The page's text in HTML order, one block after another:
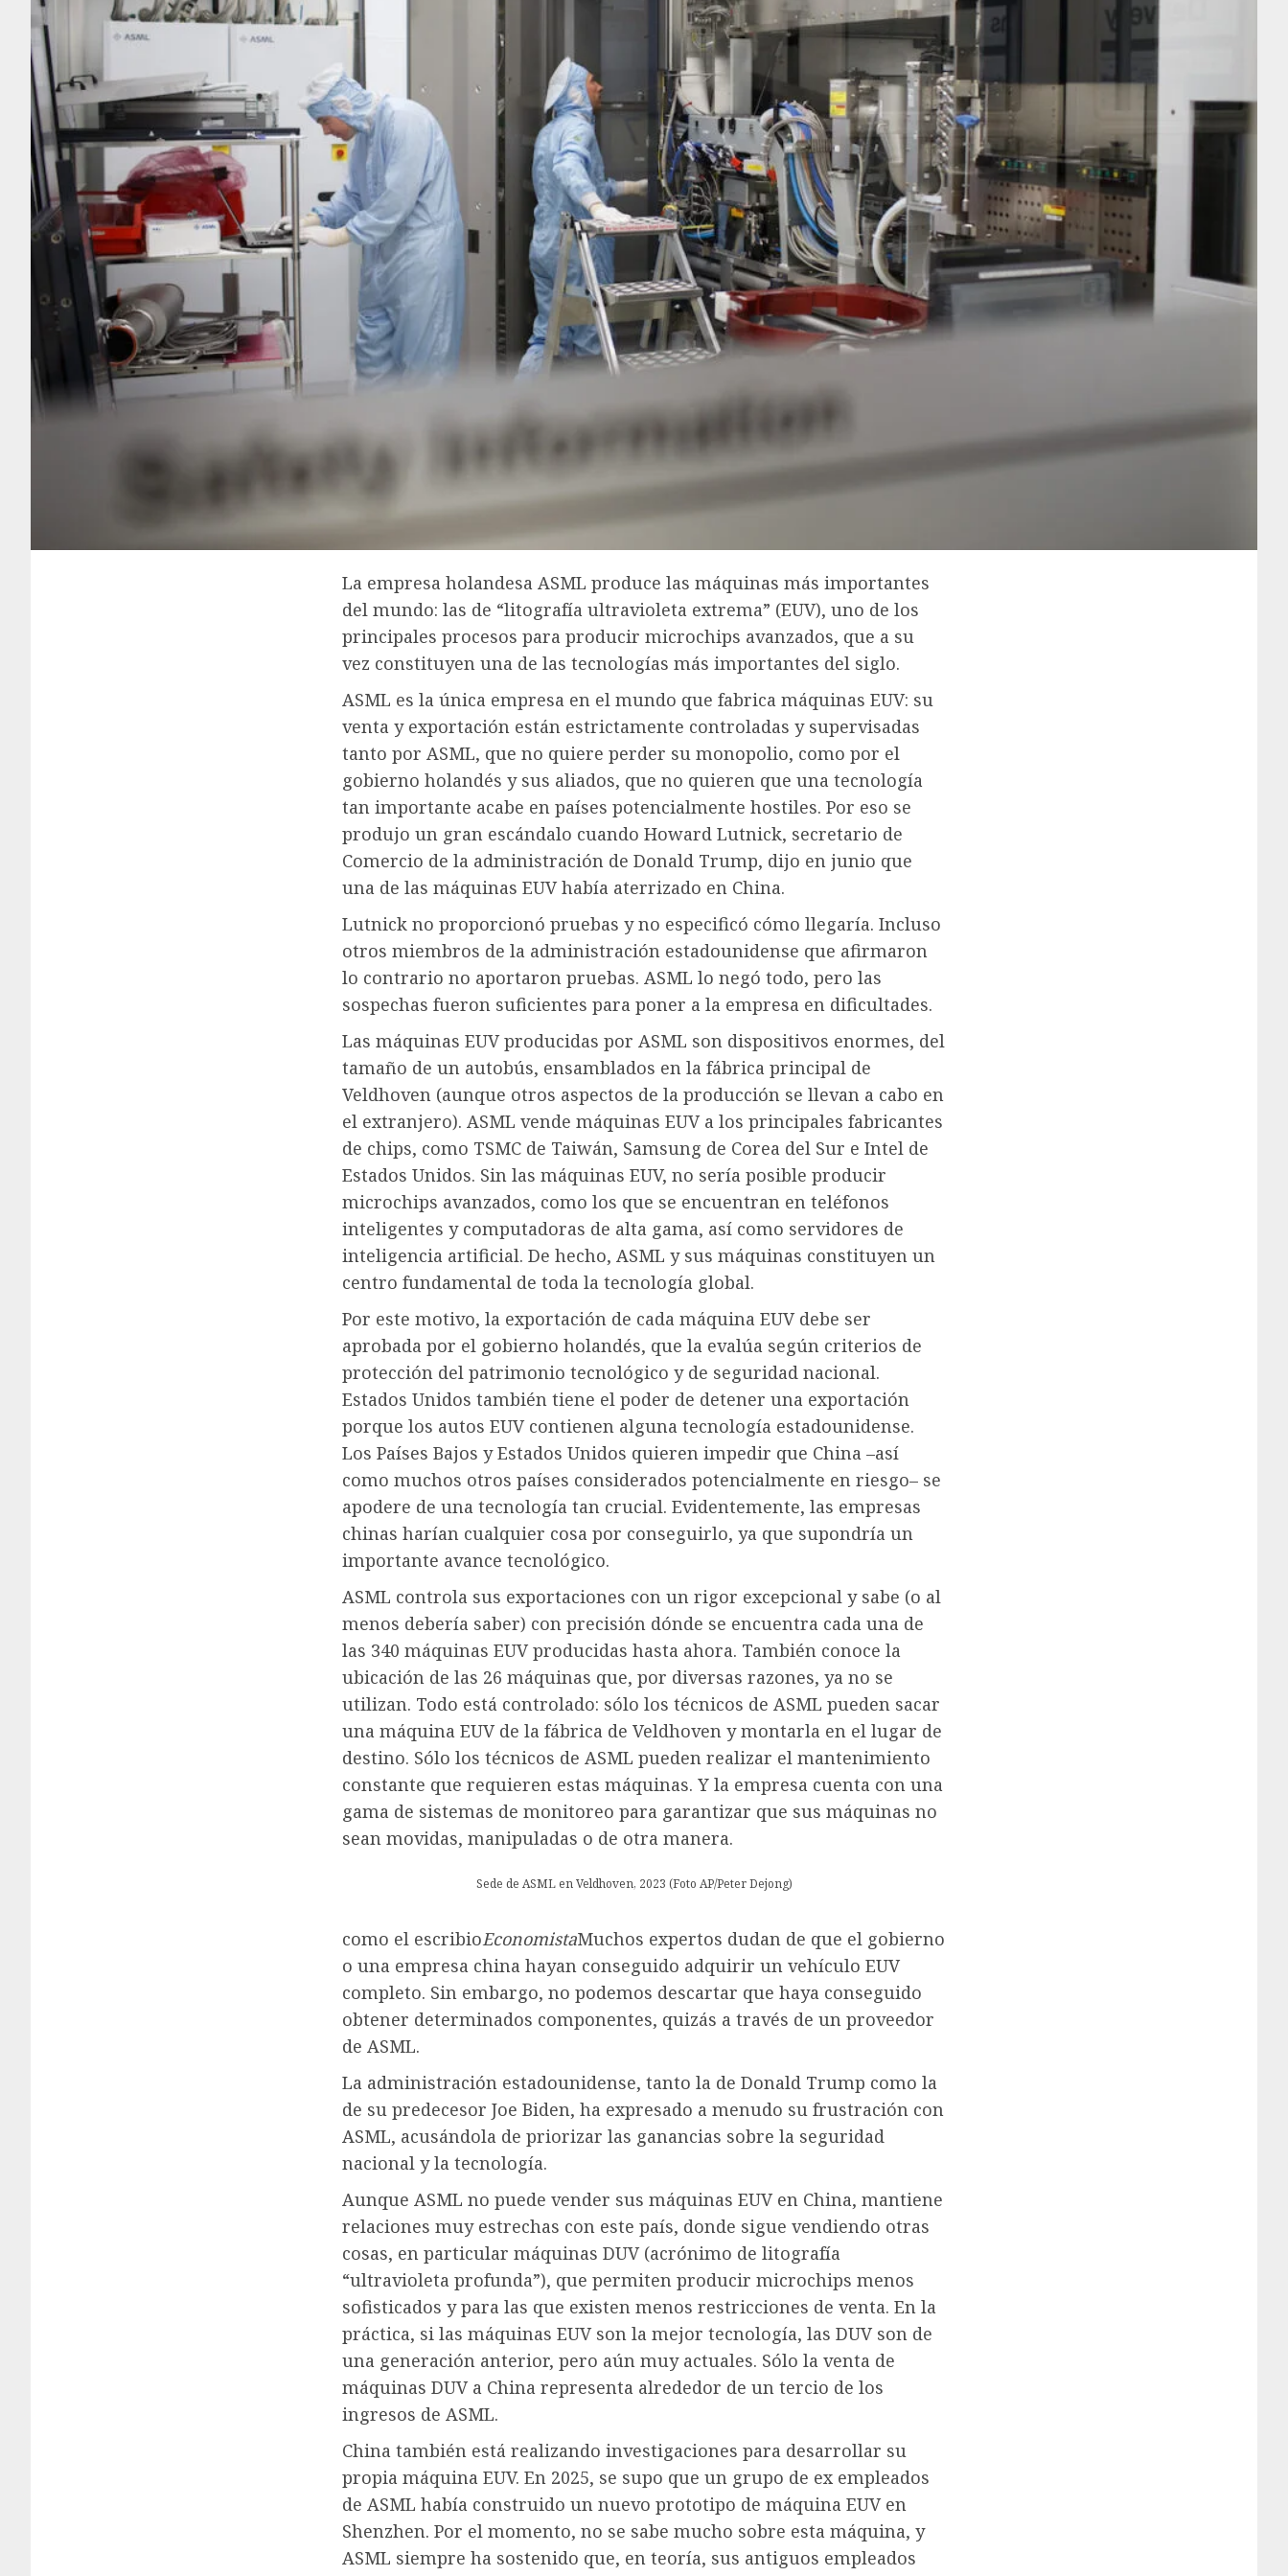
La empresa holandesa ASML produce las máquinas más importantes
del mundo: las de “litografía ultravioleta extrema” (EUV), uno de los
principales procesos para producir microchips avanzados, que a su
vez constituyen una de las tecnologías más importantes del siglo.
ASML es la única empresa en el mundo que fabrica máquinas EUV: su
venta y exportación están estrictamente controladas y supervisadas
tanto por ASML, que no quiere perder su monopolio, como por el
gobierno holandés y sus aliados, que no quieren que una tecnología
tan importante acabe en países potencialmente hostiles. Por eso se
produjo un gran escándalo cuando Howard Lutnick, secretario de
Comercio de la administración de Donald Trump, dijo en junio que
una de las máquinas EUV había aterrizado en China.
Lutnick no proporcionó pruebas y no especificó cómo llegaría. Incluso
otros miembros de la administración estadounidense que afirmaron
lo contrario no aportaron pruebas. ASML lo negó todo, pero las
sospechas fueron suficientes para poner a la empresa en dificultades.
Las máquinas EUV producidas por ASML son dispositivos enormes, del
tamaño de un autobús, ensamblados en la fábrica principal de
Veldhoven (aunque otros aspectos de la producción se llevan a cabo en
el extranjero). ASML vende máquinas EUV a los principales fabricantes
de chips, como TSMC de Taiwán, Samsung de Corea del Sur e Intel de
Estados Unidos. Sin las máquinas EUV, no sería posible producir
microchips avanzados, como los que se encuentran en teléfonos
inteligentes y computadoras de alta gama, así como servidores de
inteligencia artificial. De hecho, ASML y sus máquinas constituyen un
centro fundamental de toda la tecnología global.
Por este motivo, la exportación de cada máquina EUV debe ser
aprobada por el gobierno holandés, que la evalúa según criterios de
protección del patrimonio tecnológico y de seguridad nacional.
Estados Unidos también tiene el poder de detener una exportación
porque los autos EUV contienen alguna tecnología estadounidense.
Los Países Bajos y Estados Unidos quieren impedir que China –así
como muchos otros países considerados potencialmente en riesgo– se
apodere de una tecnología tan crucial. Evidentemente, las empresas
chinas harían cualquier cosa por conseguirlo, ya que supondría un
importante avance tecnológico.
ASML controla sus exportaciones con un rigor excepcional y sabe (o al
menos debería saber) con precisión dónde se encuentra cada una de
las 340 máquinas EUV producidas hasta ahora. También conoce la
ubicación de las 26 máquinas que, por diversas razones, ya no se
utilizan. Todo está controlado: sólo los técnicos de ASML pueden sacar
una máquina EUV de la fábrica de Veldhoven y montarla en el lugar de
destino. Sólo los técnicos de ASML pueden realizar el mantenimiento
constante que requieren estas máquinas. Y la empresa cuenta con una
gama de sistemas de monitoreo para garantizar que sus máquinas no
sean movidas, manipuladas o de otra manera.
Sede de ASML en Veldhoven, 2023 (Foto AP/Peter Dejong)
como el escribioEconomistaMuchos expertos dudan de que el gobierno
o una empresa china hayan conseguido adquirir un vehículo EUV
completo. Sin embargo, no podemos descartar que haya conseguido
obtener determinados componentes, quizás a través de un proveedor
de ASML.
La administración estadounidense, tanto la de Donald Trump como la
de su predecesor Joe Biden, ha expresado a menudo su frustración con
ASML, acusándola de priorizar las ganancias sobre la seguridad
nacional y la tecnología.
Aunque ASML no puede vender sus máquinas EUV en China, mantiene
relaciones muy estrechas con este país, donde sigue vendiendo otras
cosas, en particular máquinas DUV (acrónimo de litografía
“ultravioleta profunda”), que permiten producir microchips menos
sofisticados y para las que existen menos restricciones de venta. En la
práctica, si las máquinas EUV son la mejor tecnología, las DUV son de
una generación anterior, pero aún muy actuales. Sólo la venta de
máquinas DUV a China representa alrededor de un tercio de los
ingresos de ASML.
China también está realizando investigaciones para desarrollar su
propia máquina EUV. En 2025, se supo que un grupo de ex empleados
de ASML había construido un nuevo prototipo de máquina EUV en
Shenzhen. Por el momento, no se sabe mucho sobre esta máquina, y
ASML siempre ha sostenido que, en teoría, sus antiguos empleados